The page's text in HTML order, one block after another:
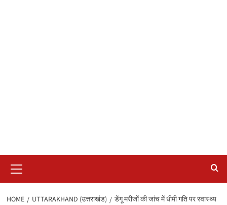
Menu
HOME UTTARAKHAND (उत्तराखंड)
डेंगू मरीजों की जांच में धीमी गति पर स्वास्थ्य